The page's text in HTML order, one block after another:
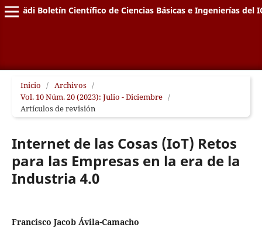
Pädi Boletín Científico de Ciencias Básicas e Ingenierías del
Inicio / Archivos /
Vol. 10 Núm. 20 (2023): Julio - Diciembre /
Artículos de revisión
Internet de las Cosas (IoT) Retos
para las Empresas en la era de la
Industria 4.0
Francisco Jacob Ávila-Camacho